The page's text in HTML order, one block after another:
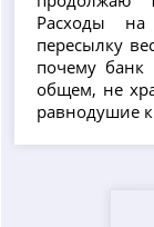
Расходы
пересылку
почему банк
общем, не
равнодушие